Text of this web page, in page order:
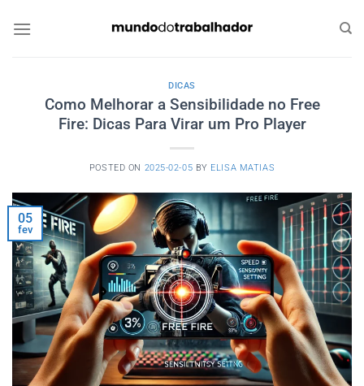
DICAS
Como Melhorar a Sensibilidade no Free
Fire: Dicas Para Virar um Pro Player
POSTED ON 2025-02-05 BY ELISA MATIAS
05
fev